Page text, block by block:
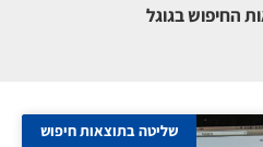
החיפוש בגוגל
שליטה בתוצאות חיפוש